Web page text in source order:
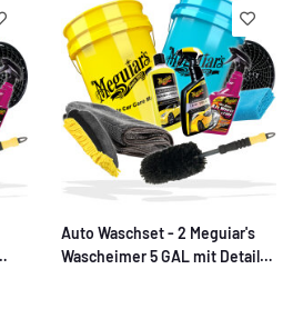
Auto Waschset - 2 Meguiar's
Wascheimer 5 GAL mit Detail